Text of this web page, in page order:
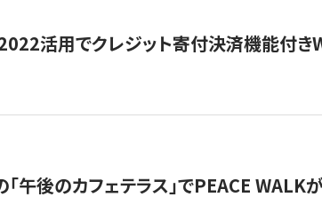
活用でクレジット寄付決済機能付き
午後のカフェテラス」でPEACE WALK